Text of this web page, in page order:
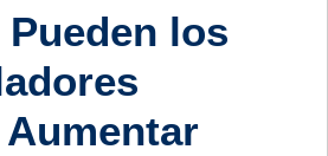
los